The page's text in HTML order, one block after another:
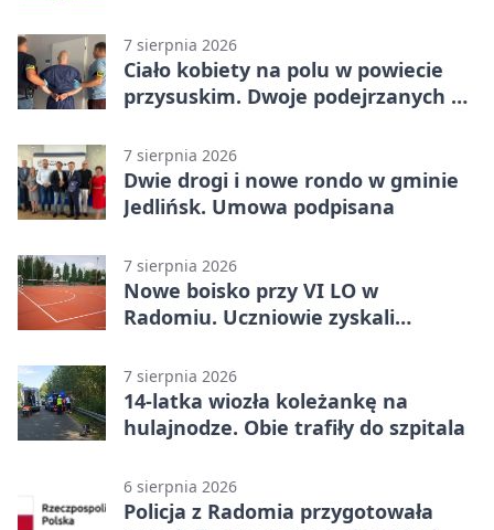
golami pogrążył gospodarzy
7 sierpnia 2026
Ciało kobiety na polu w powiecie
przysuskim. Dwoje podejrzanych w
7 sierpnia 2026
Dwie drogi i nowe rondo w gminie
Jedlińsk. Umowa podpisana
7 sierpnia 2026
Nowe boisko przy VI LO w
Radomiu. Uczniowie zyskali
7 sierpnia 2026
14-latka wiozła koleżankę na
hulajnodze. Obie trafiły do szpitala
6 sierpnia 2026
Policja z Radomia przygotowała